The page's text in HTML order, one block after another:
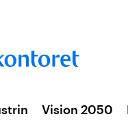
Vision 2050